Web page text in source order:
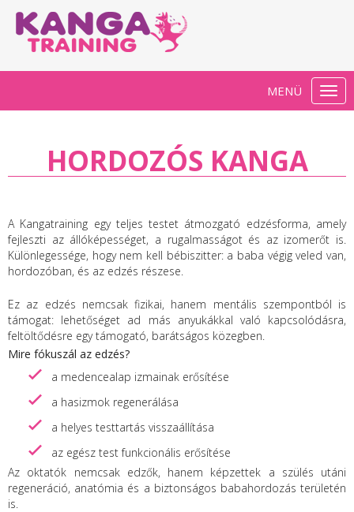
MENÜ
HORDOZÓS KANGA
A Kangatraining egy teljes testet átmozgató edzésforma, amely
fejleszti az állóképességet, a rugalmasságot és az izomerőt is.
Különlegessége, hogy nem kell bébiszitter: a baba végig veled van,
hordozóban, és az edzés részese.
Ez az edzés nemcsak fizikai, hanem mentális szempontból is
támogat: lehetőséget ad más anyukákkal való kapcsolódásra,
feltöltődésre egy támogató, barátságos közegben.
Mire fókuszál az edzés?
a medencealap izmainak erősítése
a hasizmok regenerálása
a helyes testtartás visszaállítása
az egész test funkcionális erősítése
Az oktatók nemcsak edzők, hanem képzettek a szülés utáni
regeneráció, anatómia és a biztonságos babahordozás területén
is.